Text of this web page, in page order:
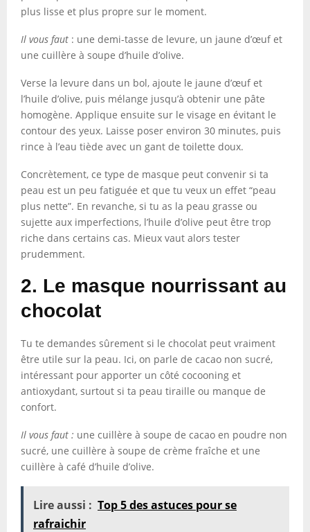
plus lisse et plus propre sur le moment.
Il vous faut : une demi-tasse de levure, un jaune d’œuf et
une cuillère à soupe d’huile d’olive.
Verse la levure dans un bol, ajoute le jaune d’œuf et
l’huile d’olive, puis mélange jusqu’à obtenir une pâte
homogène. Applique ensuite sur le visage en évitant le
contour des yeux. Laisse poser environ 30 minutes, puis
rince à l’eau tiède avec un gant de toilette doux.
Concrètement, ce type de masque peut convenir si ta
peau est un peu fatiguée et que tu veux un effet “peau
plus nette”. En revanche, si tu as la peau grasse ou
sujette aux imperfections, l’huile d’olive peut être trop
riche dans certains cas. Mieux vaut alors tester
prudemment.
2. Le masque nourrissant au
chocolat
Tu te demandes sûrement si le chocolat peut vraiment
être utile sur la peau. Ici, on parle de cacao non sucré,
intéressant pour apporter un côté cocooning et
antioxydant, surtout si ta peau tiraille ou manque de
confort.
Il vous faut : une cuillère à soupe de cacao en poudre non
sucré, une cuillère à soupe de crème fraîche et une
cuillère à café d’huile d’olive.
Lire aussi : Top 5 des astuces pour se
rafraichir